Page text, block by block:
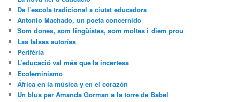
De l’escola tradicional a ciutat educadora
Antonio Machado, un poeta concernido
Som dones, som lingüistes, som moltes i diem prou
Las falsas autorías
Perifèria
L’educació val més que la incertesa
Ecofeminismo
África en la música y en el corazón
Un blus per Amanda Gorman a la torre de Babel